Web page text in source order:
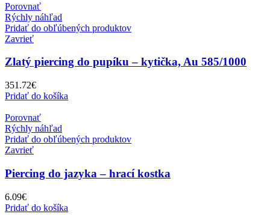
Porovnať
Rýchly náhľad
Pridať do obľúbených produktov
Zavrieť
Zlatý piercing do pupíku – kytička, Au 585/1000
351.72€
Pridať do košíka
Porovnať
Rýchly náhľad
Pridať do obľúbených produktov
Zavrieť
Piercing do jazyka – hrací kostka
6.09€
Pridať do košíka